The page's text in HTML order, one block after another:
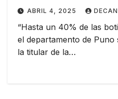
ABRIL 4, 2025
“Hasta un 40% de las
el departamento de Puno
la titular de la…